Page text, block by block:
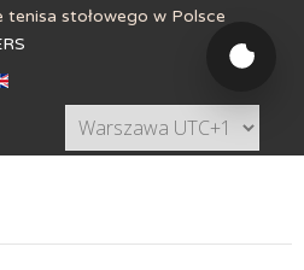
tenisa stołowego w Polsce